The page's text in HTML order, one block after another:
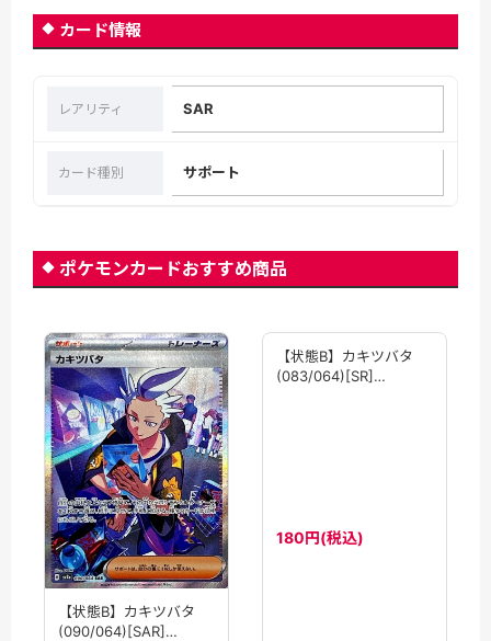
カード情報
レアリティ SAR
カード種別 サポート
ポケモンカードおすすめ商品
【状態B】カキツバタ
(090/064)[SAR]